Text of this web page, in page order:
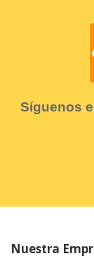
Síguenos
Nuestra